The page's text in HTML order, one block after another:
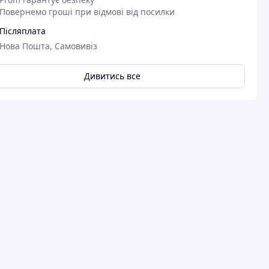
Повернемо гроші при відмові від посилки
Післяплата
Нова Пошта, Самовивіз
Дивитись все